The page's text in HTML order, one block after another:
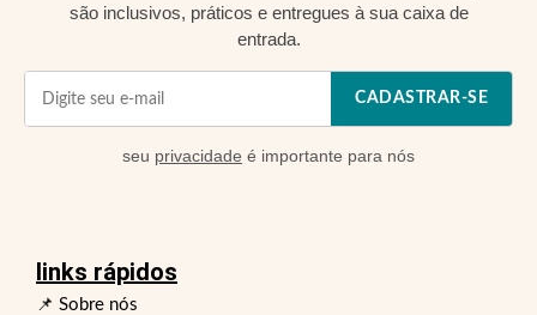
são inclusivos, práticos e entregues à sua caixa de
entrada.
CADASTRAR-SE
seu privacidade é importante para nós
links rápidos
📌 Sobre nós